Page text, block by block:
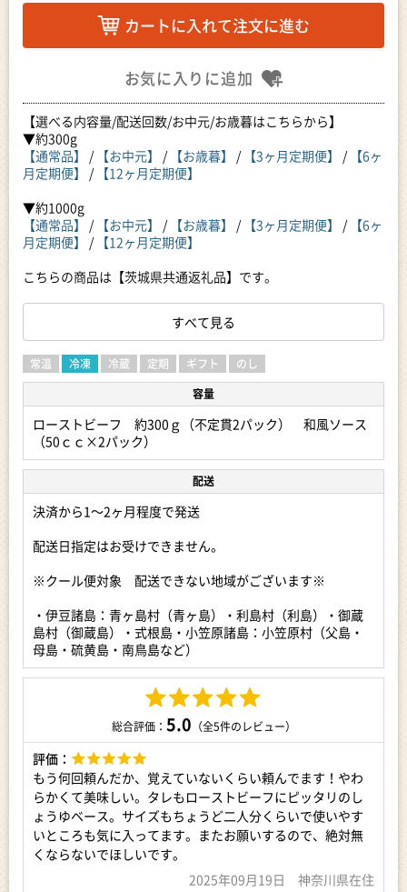
カートに入れて注文に進む
お気に入りに追加
【選べる内容量/配送回数/お中元/お歳暮はこちらから】
▼約300g
【通常品】
/ 【お中元】 / 【お歳暮】 / 【3ヶ月定期便】 / 【6ヶ
月定期便】
/ 【12ヶ月定期便】
▼約1000g
【通常品】
/ 【お中元】 / 【お歳暮】 / 【3ヶ月定期便】 / 【6ヶ
月定期便】
/ 【12ヶ月定期便】
こちらの商品は【茨城県共通返礼品】です。
にて加工を行っております。
【常陸牛ローストビーフ】
常陸牛（A4～A5ランク）の厳選されたモモ肉を使用。
丁寧に自家製スパイスをもみ込み、低温でゆっくり時間をかけ
て肉汁を閉じ込め加熱しました。常陸牛の持つ肉の旨味をご賞
味ください。
ローストビーフソースもお付けいたしま
す。
冷蔵庫解凍後、すぐにお召し上がりになるのではなく、
常温(室温で30分程度)に戻すとお肉の味をよりお楽しみいただ
けます。
【注意事項】
※クール便対象 配送できない地域がございます※
・伊豆諸島：青ヶ島村（青ヶ島）・利島村（利島）・御蔵島村
（御蔵島）・式根島・小笠原諸島：小笠原村（父島・母島・硫
黄島・南鳥島など）
※お受け取り後は、すぐに状態をご確認ください。※
万全を期して返礼品をお届けしていますが、万が一、不備等が
あった場合は返礼品受け取り時に、写真（画像）を添付のうえ
電子メールにてご連絡ください。
日数が経ったものに関しましては対応いたしかねますので、ご
了承ください。
また、不備等があった返礼品は食べたり、飲んだり、捨てたり
せず、対応が決まるまで保管をお願いします。保管されてない
場合、代替品での対応等が難しい場合がございます。
ご連絡先：furusato@yachiyotown.com
【アレルギー】
ソース（小麦・乳成分・牛肉・大豆・鶏肉・りんご）
すべて見る
常温 冷凍 冷蔵 定期 ギフト
のし
容量
ローストビーフ 約300ｇ（不定貫2パック） 和風ソース
（50ｃｃ×2パック）
配送
決済から1～2ヶ月程度で発送
配送日指定はお受けできません。
※クール便対象 配送できない地域がございます※
・伊豆諸島：青ヶ島村（青ヶ島）・利島村（利島）・御蔵
島村（御蔵島）・式根島・小笠原諸島：小笠原村（父島・
母島・硫黄島・南鳥島など）
総合評価： 5.0 （全5件のレビュー）
評価：
もう何回頼んだか、覚えていないくらい頼んでます！やわ
らかくて美味しい。タレもローストビーフにピッタリのし
ょうゆベース。サイズもちょうど二人分くらいで使いやす
いところも気に入ってます。またお願いするので、絶対無
くならないでほしいです。
2025年09月19日 神奈川県在住